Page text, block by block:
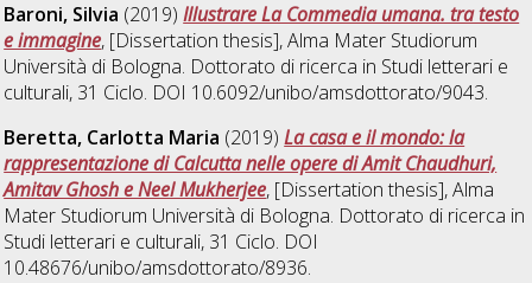
Baroni, Silvia (2019)Illustrare La Commedia umana. tra testo
e immagine, [Dissertation thesis], Alma Mater Studiorum
Università di Bologna. Dottorato di ricerca in Studi letterari e
culturali, 31 Ciclo. DOI 10.6092/unibo/amsdottorato/9043.
Beretta, Carlotta Maria (2019)La casa e il mondo: la
rappresentazione di Calcutta nelle opere di Amit Chaudhuri,
Amitav Ghosh e Neel Mukherjee, [Dissertation thesis], Alma
Mater Studiorum Università di Bologna. Dottorato di ricerca in
Studi letterari e culturali, 31 Ciclo. DOI
10.48676/unibo/amsdottorato/8936.